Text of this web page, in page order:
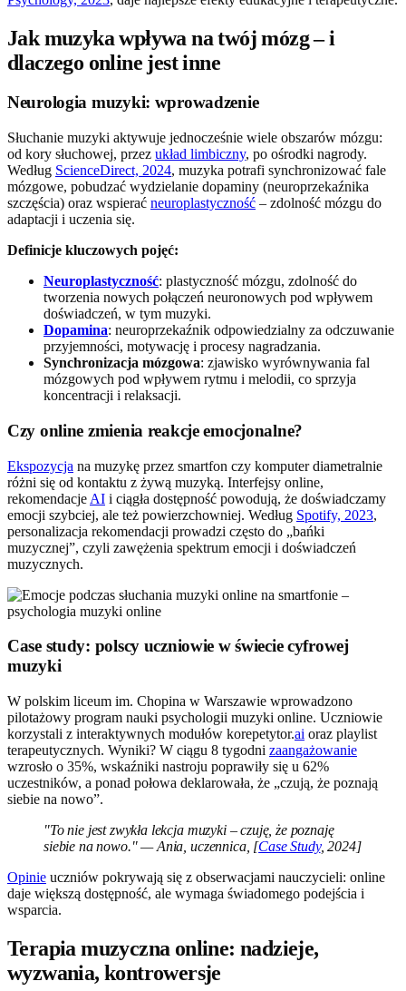
Jak muzyka wpływa na twój mózg – i
dlaczego online jest inne
Neurologia muzyki: wprowadzenie
Słuchanie muzyki aktywuje jednocześnie wiele obszarów mózgu:
od kory słuchowej, przez układ limbiczny, po ośrodki nagrody.
Według ScienceDirect, 2024, muzyka potrafi synchronizować fale
mózgowe, pobudzać wydzielanie dopaminy (neuroprzekaźnika
szczęścia) oraz wspierać neuroplastyczność – zdolność mózgu do
adaptacji i uczenia się.
Definicje kluczowych pojęć:
Neuroplastyczność: plastyczność mózgu, zdolność do
tworzenia nowych połączeń neuronowych pod wpływem
doświadczeń, w tym muzyki.
Dopamina: neuroprzekaźnik odpowiedzialny za odczuwanie
przyjemności, motywację i procesy nagradzania.
Synchronizacja mózgowa: zjawisko wyrównywania fal
mózgowych pod wpływem rytmu i melodii, co sprzyja
koncentracji i relaksacji.
Czy online zmienia reakcje emocjonalne?
Ekspozycja na muzykę przez smartfon czy komputer diametralnie
różni się od kontaktu z żywą muzyką. Interfejsy online,
rekomendacje AI i ciągła dostępność powodują, że doświadczamy
emocji szybciej, ale też powierzchowniej. Według Spotify, 2023,
personalizacja rekomendacji prowadzi często do „bańki
muzycznej”, czyli zawężenia spektrum emocji i doświadczeń
muzycznych.
Case study: polscy uczniowie w świecie cyfrowej
muzyki
W polskim liceum im. Chopina w Warszawie wprowadzono
pilotażowy program nauki psychologii muzyki online. Uczniowie
korzystali z interaktywnych modułów korepetytor.ai oraz playlist
terapeutycznych. Wyniki? W ciągu 8 tygodni zaangażowanie
wzrosło o 35%, wskaźniki nastroju poprawiły się u 62%
uczestników, a ponad połowa deklarowała, że „czują, że poznają
siebie na nowo”.
"To nie jest zwykła lekcja muzyki – czuję, że poznaję
siebie na nowo." — Ania, uczennica, [Case Study, 2024]
Opinie uczniów pokrywają się z obserwacjami nauczycieli: online
daje większą dostępność, ale wymaga świadomego podejścia i
wsparcia.
Terapia muzyczna online: nadzieje,
wyzwania, kontrowersje